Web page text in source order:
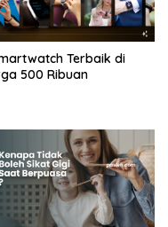
Terbaik di
500 Ribuan